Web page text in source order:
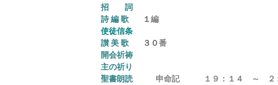
招 詞
詩 編 歌
１編
使徒信条
讃 美 歌
３０番
開会祈祷
主の祈り
聖書朗読
申命記 １９：１４ ～ ２